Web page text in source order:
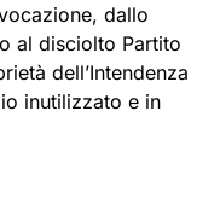
dallo
al disciolto Partito
dell’Intendenza
inutilizzato e in